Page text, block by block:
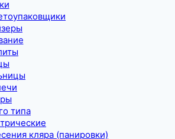
типа
кляра (панировки)